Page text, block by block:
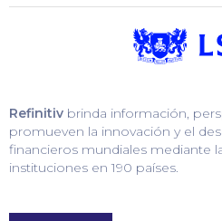
Refinitiv brinda información,
promueven la innovación y el
financieros mundiales mediante
instituciones en 190 países.